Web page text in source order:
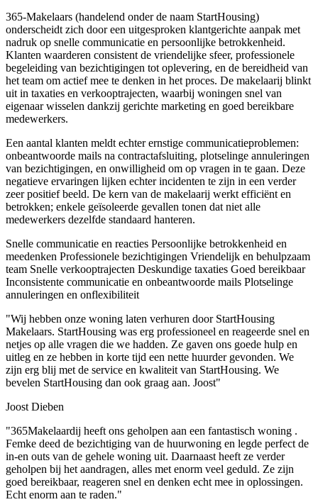
365-Makelaars (handelend onder de naam StartHousing)
onderscheidt zich door een uitgesproken klantgerichte aanpak met
nadruk op snelle communicatie en persoonlijke betrokkenheid.
Klanten waarderen consistent de vriendelijke sfeer, professionele
begeleiding van bezichtigingen tot oplevering, en de bereidheid van
het team om actief mee te denken in het proces. De makelaarij blinkt
uit in taxaties en verkooptrajecten, waarbij woningen snel van
eigenaar wisselen dankzij gerichte marketing en goed bereikbare
medewerkers.
Een aantal klanten meldt echter ernstige communicatieproblemen:
onbeantwoorde mails na contractafsluiting, plotselinge annuleringen
van bezichtigingen, en onwilligheid om op vragen in te gaan. Deze
negatieve ervaringen lijken echter incidenten te zijn in een verder
zeer positief beeld. De kern van de makelaarij werkt efficiënt en
betrokken; enkele geïsoleerde gevallen tonen dat niet alle
medewerkers dezelfde standaard hanteren.
Snelle communicatie en reacties Persoonlijke betrokkenheid en
meedenken Professionele bezichtigingen Vriendelijk en behulpzaam
team Snelle verkooptrajecten Deskundige taxaties Goed bereikbaar
Inconsistente communicatie en onbeantwoorde mails Plotselinge
annuleringen en onflexibiliteit
"Wij hebben onze woning laten verhuren door StartHousing
Makelaars. StartHousing was erg professioneel en reageerde snel en
netjes op alle vragen die we hadden. Ze gaven ons goede hulp en
uitleg en ze hebben in korte tijd een nette huurder gevonden. We
zijn erg blij met de service en kwaliteit van StartHousing. We
bevelen StartHousing dan ook graag aan. Joost"
Joost Dieben
"365Makelaardij heeft ons geholpen aan een fantastisch woning .
Femke deed de bezichtiging van de huurwoning en legde perfect de
in-en outs van de gehele woning uit. Daarnaast heeft ze verder
geholpen bij het aandragen, alles met enorm veel geduld. Ze zijn
goed bereikbaar, reageren snel en denken echt mee in oplossingen.
Echt enorm aan te raden."